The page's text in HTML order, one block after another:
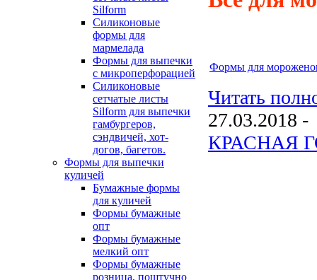
Silform
Силиконовые
формы для
мармелада
Формы для выпечки
с микроперфорацией
Силиконовые
сетчатые листы
Silform для выпечки
гамбургеров,
сэндвичей, хот-
догов, багетов.
Формы для выпечки
куличей
Бумажные формы
для куличей
Формы бумажные
опт
Формы бумажные
мелкий опт
Формы бумажные
розница, поштучно
Формы для
Читать
27.03.2018 -
КРАСНАЯ